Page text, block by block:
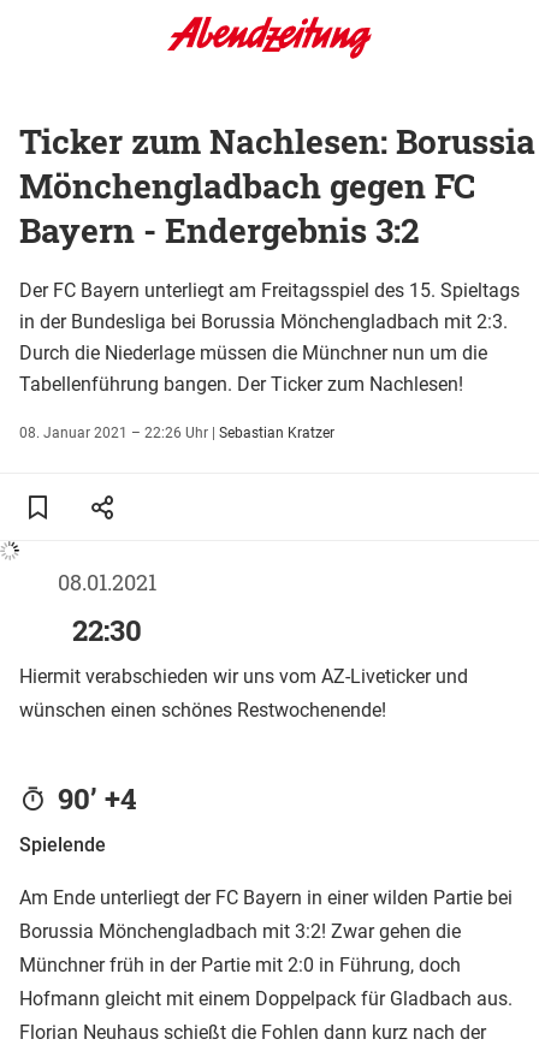
Ticker zum Nachlesen: Borussia
Mönchengladbach gegen FC
Bayern - Endergebnis 3:2
Der FC Bayern unterliegt am Freitagsspiel des 15. Spieltags
in der Bundesliga bei Borussia Mönchengladbach mit 2:3.
Durch die Niederlage müssen die Münchner nun um die
Tabellenführung bangen. Der Ticker zum Nachlesen!
08. Januar 2021 – 22:26 Uhr | Sebastian Kratzer
08.01.2021
22:30
Hiermit verabschieden wir uns vom AZ-Liveticker und
wünschen einen schönes Restwochenende!
90’ +4
Spielende
Am Ende unterliegt der FC Bayern in einer wilden Partie bei
Borussia Mönchengladbach mit 3:2! Zwar gehen die
Münchner früh in der Partie mit 2:0 in Führung, doch
Hofmann gleicht mit einem Doppelpack für Gladbach aus.
Florian Neuhaus schießt die Fohlen dann kurz nach der